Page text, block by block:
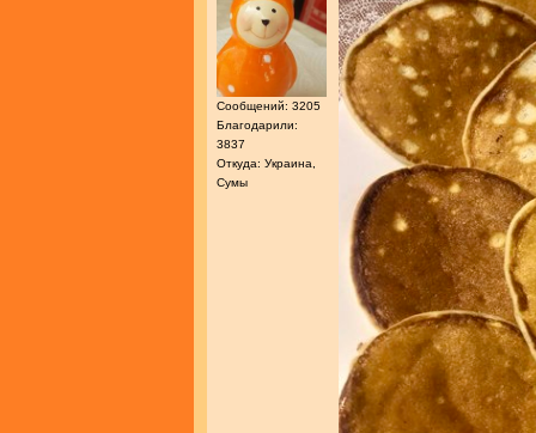
Сообщений: 3205
Благодарили:
3837
Откуда: Украина,
Сумы